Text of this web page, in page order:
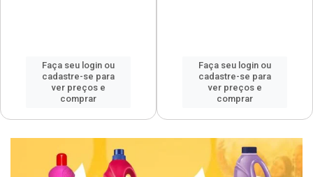
Faça seu login ou
cadastre-se para
ver preços e
comprar
Faça seu login ou
cadastre-se para
ver preços e
comprar